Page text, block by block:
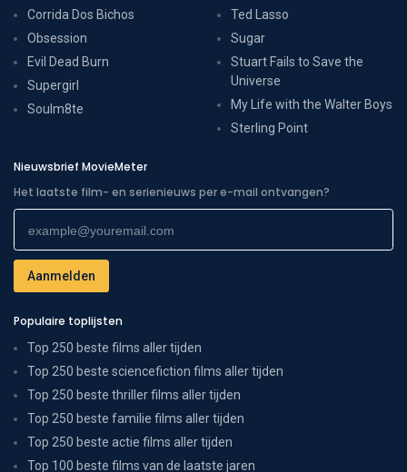
Corrida Dos Bichos
Obsession
Evil Dead Burn
Supergirl
Soulm8te
Ted Lasso
Sugar
Stuart Fails to Save the
Universe
My Life with the Walter Boys
Sterling Point
Nieuwsbrief MovieMeter
Het laatste film- en serienieuws per e-mail ontvangen?
Populaire toplijsten
Top 250 beste films aller tijden
Top 250 beste sciencefiction films aller tijden
Top 250 beste thriller films aller tijden
Top 250 beste familie films aller tijden
Top 250 beste actie films aller tijden
Top 100 beste films van de laatste jaren